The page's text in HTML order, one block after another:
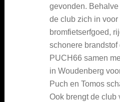
gevonden.
de club zich in voor
bromfietserfgoed,
schonere brandstof
PUCH66 samen
in Woudenberg
Puch en Tomos
Ook brengt de club